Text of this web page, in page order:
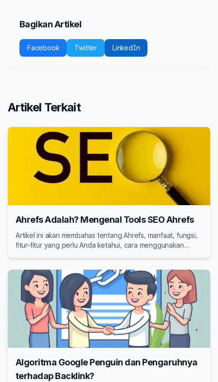
Bagikan Artikel
Facebook Twitter LinkedIn
Artikel Terkait
Ahrefs Adalah? Mengenal Tools SEO Ahrefs
Artikel ini akan membahas tentang Ahrefs, manfaat, fungsi,
fitur-fitur yang perlu Anda ketahui, cara menggunakan
Algoritma Google Penguin dan Pengaruhnya
terhadap Backlink?